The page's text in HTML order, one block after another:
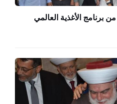
برنامج الأغذية العالمي